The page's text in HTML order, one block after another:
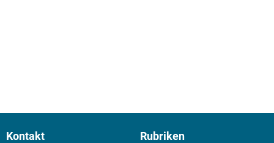
Kontakt Rubriken